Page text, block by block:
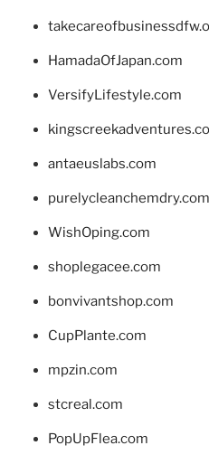
HamadaOfJapan.com
VersifyLifestyle.com
antaeuslabs.com
purelycleanchemdry.com
WishOping.com
shoplegacee.com
bonvivantshop.com
CupPlante.com
mpzin.com
stcreal.com
PopUpFlea.com